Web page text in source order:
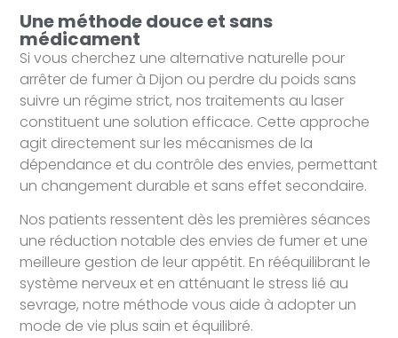
Une méthode douce et sans
médicament
Si vous cherchez une alternative naturelle pour
arrêter de fumer à Dijon ou perdre du poids sans
suivre un régime strict, nos traitements au laser
constituent une solution efficace. Cette approche
agit directement sur les mécanismes de la
dépendance et du contrôle des envies, permettant
un changement durable et sans effet secondaire.
Nos patients ressentent dès les premières séances
une réduction notable des envies de fumer et une
meilleure gestion de leur appétit. En rééquilibrant le
système nerveux et en atténuant le stress lié au
sevrage, notre méthode vous aide à adopter un
mode de vie plus sain et équilibré.